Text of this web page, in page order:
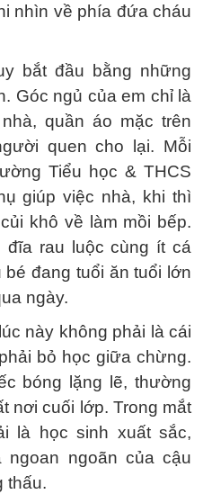
nhìn về phía đứa cháu
bắt đầu bằng những
Góc ngủ của em chỉ là
quần áo mặc trên
quen cho lại. Mỗi
Tiểu học & THCS
giúp việc nhà, khi thì
khô về làm mồi bếp.
rau luộc cùng ít cá
bé đang tuổi ăn tuổi lớn
ngày.
này không phải là cái
bỏ học giữa chừng.
bóng lặng lẽ, thường
nơi cuối lớp. Trong mắt
là học sinh xuất sắc,
ngoãn của cậu
thấu.